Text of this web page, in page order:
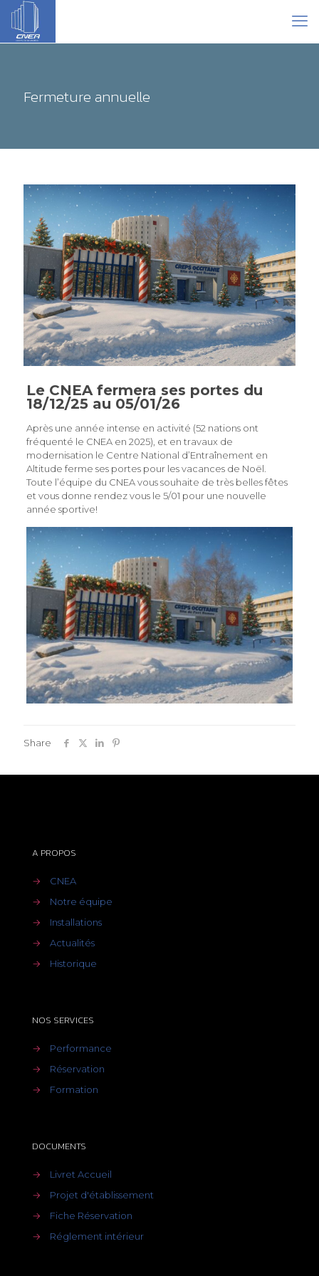
Fermeture annuelle
Le CNEA fermera ses portes du
18/12/25 au 05/01/26
Après une année intense en activité (52 nations ont
fréquenté le CNEA en 2025), et en travaux de
modernisation le Centre National d’Entraînement en
Altitude ferme ses portes pour les vacances de Noël.
Toute l’équipe du CNEA vous souhaite de très belles fêtes
et vous donne rendez vous le 5/01 pour une nouvelle
année sportive!
Share
A PROPOS
→
CNEA
→
Notre équipe
→
Installations
→
Actualités
→
Historique
NOS SERVICES
→
Performance
→
Réservation
→
Formation
DOCUMENTS
→
Livret Accueil
→
Projet d'établissement
→
Fiche Réservation
→
Réglement intérieur